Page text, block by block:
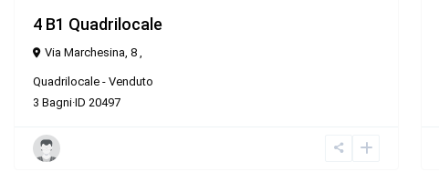
4 B1 Quadrilocale
Via Marchesina, 8 ,
Quadrilocale - Venduto
3 Bagni·ID 20497